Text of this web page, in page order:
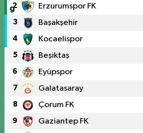
2 Erzurumspor FK
3 Başakşehir
4 Kocaelispor
5 Beşiktaş
6 Eyüpspor
7 Galatasaray
8 Çorum FK
9 Gaziantep FK